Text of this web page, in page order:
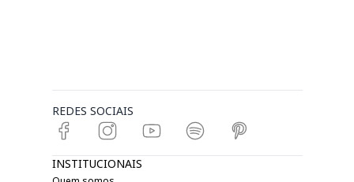
REDES SOCIAIS
INSTITUCIONAIS